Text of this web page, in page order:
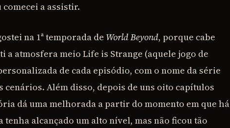
a assistir.
na 1ª temporada de World Beyond, porque cabe
a atmosfera meio Life is Strange (aquele jogo de
de cada episódio, com o nome da série
cenários. Além disso, depois de uns oito capítulos
dá uma melhorada a partir do momento em que há
alcançado um alto nível, mas não ficou tão